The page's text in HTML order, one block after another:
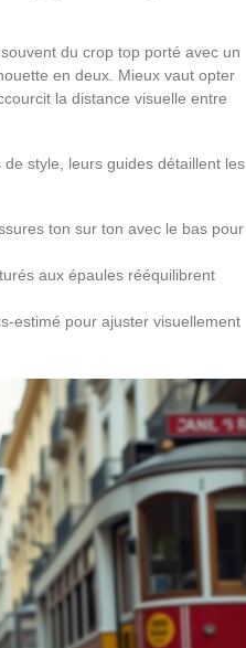
du crop top porté avec un
en deux. Mieux vaut opter
la distance visuelle entre
style, leurs guides détaillent les
ton sur ton avec le bas pour
aux épaules rééquilibrent
estimé pour ajuster visuellement